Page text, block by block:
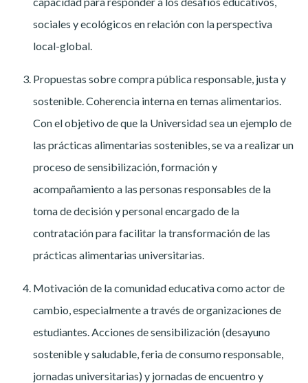
sociales y ecológicos en relación con la perspectiva
local-global.
Propuestas sobre compra pública responsable, justa y
sostenible. Coherencia interna en temas alimentarios.
Con el objetivo de que la Universidad sea un ejemplo de
las prácticas alimentarias sostenibles, se va a realizar un
proceso de sensibilización, formación y
acompañamiento a las personas responsables de la
toma de decisión y personal encargado de la
contratación para facilitar la transformación de las
prácticas alimentarias universitarias.
Motivación de la comunidad educativa como actor de
cambio, especialmente a través de organizaciones de
estudiantes. Acciones de sensibilización (desayuno
sostenible y saludable, feria de consumo responsable,
jornadas universitarias) y jornadas de encuentro y